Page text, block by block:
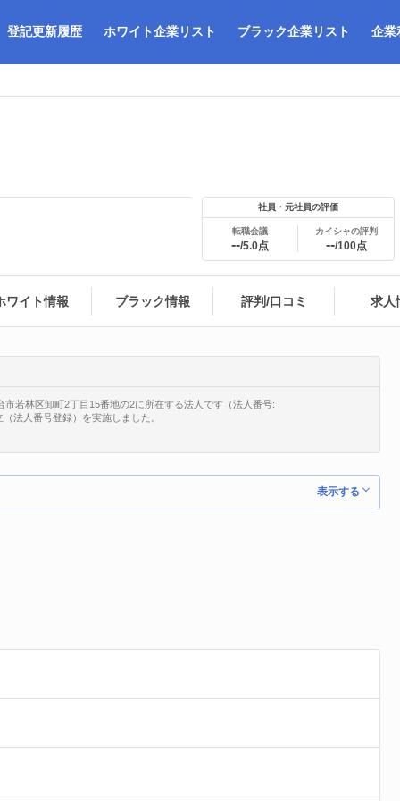
登記更新履歴 ホワイト企業リスト ブラック企業リスト 企業
社員・元社員の評価
転職会議
--/5.0点
カイシャの評判
--/100点
ワイト情報 ブラック情報 評判/口コミ 求人
若林区卸町2丁目15番地の2に所在する法人です（法人番号:
法人番号登録）を実施しました。
表示する